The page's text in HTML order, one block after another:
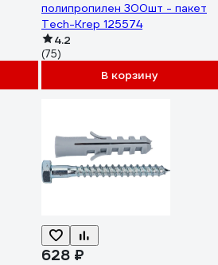
полипропилен 300шт - пакет
Tech-Krep 125574
4.2
(75)
В корзину
628 ₽